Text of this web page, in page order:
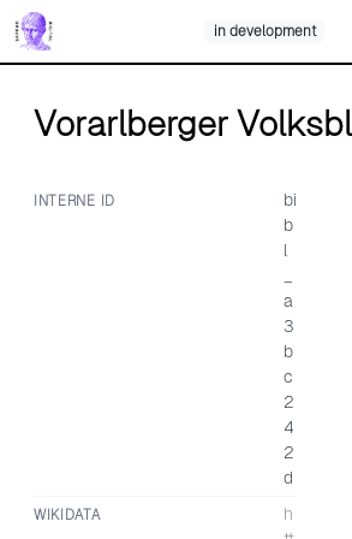
Skip
to
content
in development
Vorarlberger
INTERNE ID
bi
b
l
a
3
b
c
2
4
2
d
WIKIDATA
h